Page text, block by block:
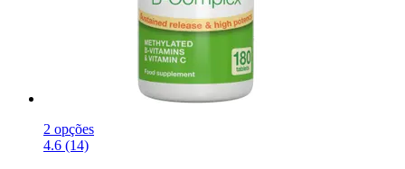
2 opções
4.6 (14)